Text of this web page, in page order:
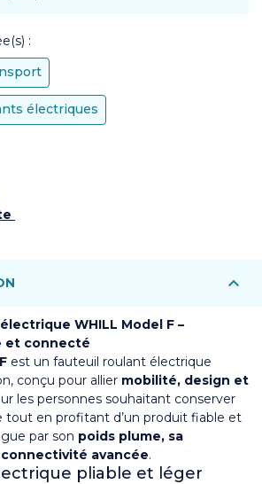
:
électriques
WHILL Model F –
et connecté
est un fauteuil roulant électrique
conçu pour allier mobilité, design et
les personnes souhaitant conserver
tout en profitant d’un produit fiable et
par son poids plume, sa
avancée.
pliable et léger